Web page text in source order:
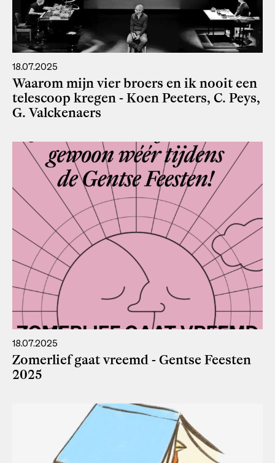
18.07.2025
Waarom mijn vier broers en ik nooit een
telescoop kregen - Koen Peeters, C. Peys,
G. Valckenaers
18.07.2025
Zomerlief gaat vreemd - Gentse Feesten
2025